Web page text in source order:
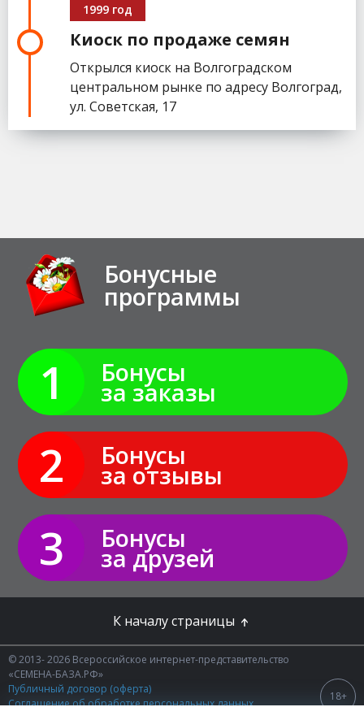
1999 год
Киоск по продаже семян
Открылся киоск на Волгоградском
центральном рынке по адресу Волгоград,
ул. Советская, 17
Бонусные
программы
1 Бонусы
за заказы
2 Бонусы
за отзывы
3 Бонусы
за друзей
К началу страницы
© 2013- 2026 Всероссийское интернет-представительство
«СЕМЕНА-БАЗА.РФ»
Публичный договор (оферта)
Соглашение об обработке персональных данных
18+